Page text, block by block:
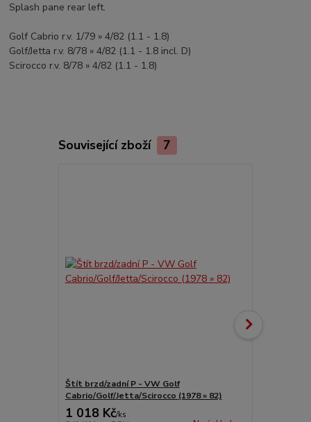
Splash pane rear left.
Golf Cabrio r.v. 1/79 » 4/82 (1.1 - 1.8)
Golf/Jetta r.v. 8/78 » 4/82 (1.1 - 1.8 incl. D)
Scirocco r.v. 8/78 » 4/82 (1.1 - 1.8)
Související zboží 7
Štít brzd/zadní P - VW Golf
Cabrio/Golf/Jetta/Scirocco (1978 » 82)
1 018 Kč/ks